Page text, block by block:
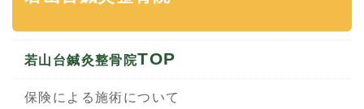
若山台鍼灸整骨院TOP
保険による施術について